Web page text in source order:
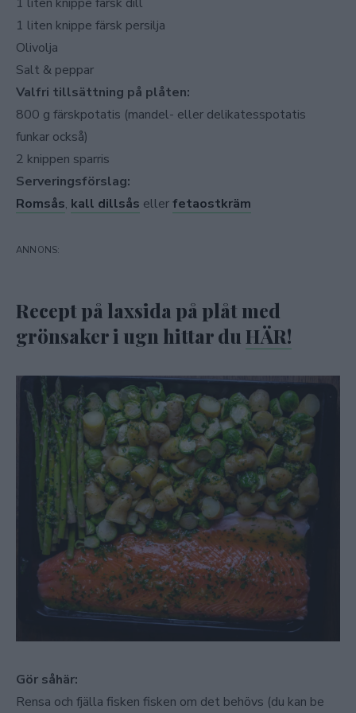
1 liten knippe färsk persilja
Olivolja
Salt & peppar
Valfri tillsättning på plåten:
800 g färskpotatis (mandel- eller delikatesspotatis
funkar också)
2 knippen sparris
Serveringsförslag:
Romsås, kall dillsås ellerfetaostkräm
Recept på laxsida på plåt med
grönsaker i ugn hittar du HÄR!
Gör såhär:
Rensa och fjälla fisken fisken om det behövs (du kan be